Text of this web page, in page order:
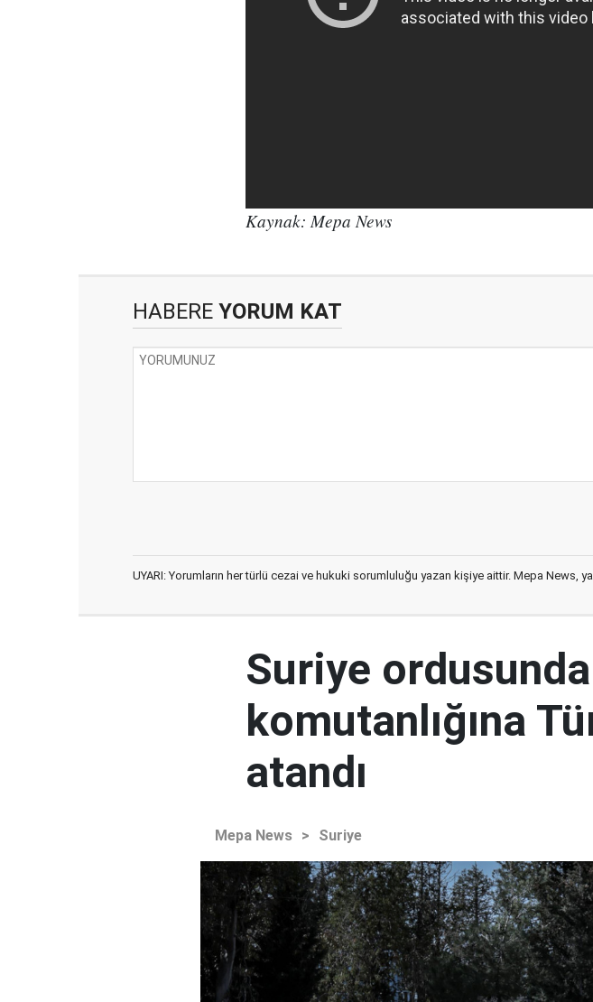
Kaynak: Mepa News
HABERE YORUM KAT
UYARI: Yorumların her türlü cezai ve hukuki sorumluluğu yazan kişiye aittir. Mepa News,
Suriye
komutanlığına
atandı
Mepa News > Suriye